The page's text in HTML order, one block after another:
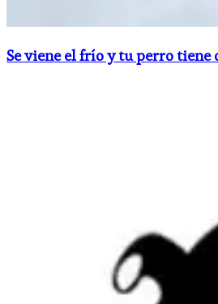
Se viene el frío y tu perro tiene